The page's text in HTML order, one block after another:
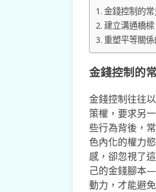
金錢控制的
建立溝通橋
重塑平等關
金錢控制的
金錢控制往往
策權，要求另
些行為背後，
色內化的權力
感，卻忽視了
己的金錢腳本
動力，才能避